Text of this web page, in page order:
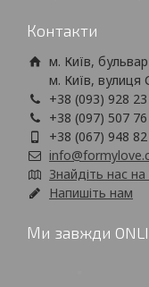
Контакти
м. Київ,
м. Київ, вулиця
+38 (093) 928
+38 (097) 507 76
+38 (067) 948
Знайдіть нас
Напишіть нам
Ми завжди